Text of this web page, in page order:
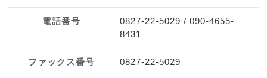
電話番号
0827-22-5029 / 090-4655-
8431
ファックス番号 0827-22-5029